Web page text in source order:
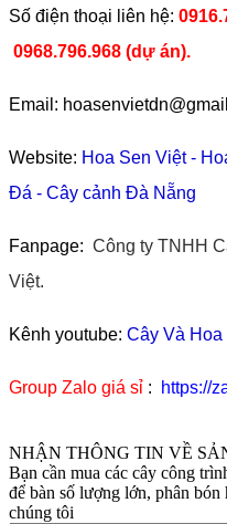
​Số điện thoại liên hệ:
0968.796.968 (dự án).
Email:
Website: Hoa Sen Việt-
Đá - Cây cảnh Đà Nẵng
Fanpage: Công ty TNHH
Việt.
Kênh youtube: Cây Và Hoa
Group Zalo giá sỉ : https://
NHẬN THÔNG TIN VỀ
Bạn cần mua các cây công
để bàn số lượng lớn, phân
chúng tôi